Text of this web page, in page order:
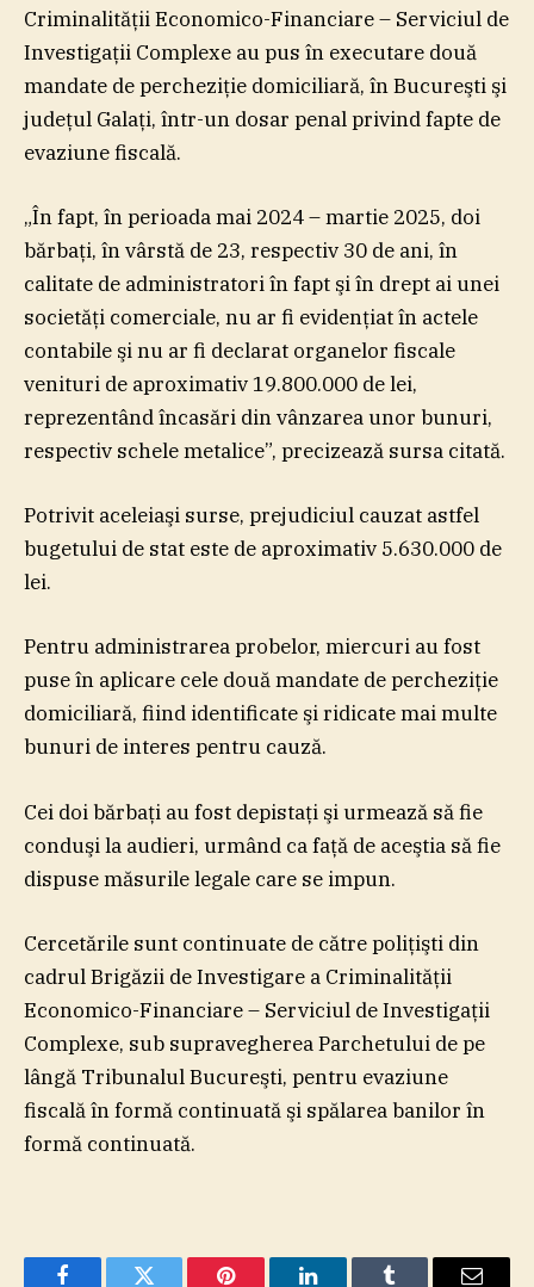
Criminalităţii Economico-Financiare – Serviciul de
Investigaţii Complexe au pus în executare două
mandate de percheziţie domiciliară, în Bucureşti şi
judeţul Galaţi, într-un dosar penal privind fapte de
evaziune fiscală.
„În fapt, în perioada mai 2024 – martie 2025, doi
bărbaţi, în vârstă de 23, respectiv 30 de ani, în
calitate de administratori în fapt şi în drept ai unei
societăţi comerciale, nu ar fi evidenţiat în actele
contabile şi nu ar fi declarat organelor fiscale
venituri de aproximativ 19.800.000 de lei,
reprezentând încasări din vânzarea unor bunuri,
respectiv schele metalice”, precizează sursa citată.
Potrivit aceleiaşi surse, prejudiciul cauzat astfel
bugetului de stat este de aproximativ 5.630.000 de
lei.
Pentru administrarea probelor, miercuri au fost
puse în aplicare cele două mandate de percheziţie
domiciliară, fiind identificate şi ridicate mai multe
bunuri de interes pentru cauză.
Cei doi bărbaţi au fost depistaţi şi urmează să fie
conduşi la audieri, urmând ca faţă de aceştia să fie
dispuse măsurile legale care se impun.
Cercetările sunt continuate de către poliţişti din
cadrul Brigăzii de Investigare a Criminalităţii
Economico-Financiare – Serviciul de Investigaţii
Complexe, sub supravegherea Parchetului de pe
lângă Tribunalul Bucureşti, pentru evaziune
fiscală în formă continuată şi spălarea banilor în
formă continuată.